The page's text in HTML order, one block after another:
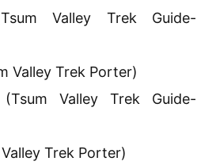
Valley Trek Guide-
Valley Trek Porter)
Valley Trek Guide-
Trek Porter)